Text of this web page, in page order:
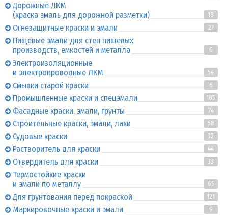
Дорожные ЛКМ
(краска эмаль для дорожной разметки)
18
Огнезащитные краски и эмали 27
Пищевые эмали для стен пищевых
производств, емкостей и металла
6
Электроизоляционные
и электропроводные ЛКМ
54
Смывки старой краски 6
Промышленные краски и спецэмали 185
Фасадные краски, эмали, грунты 74
Строительные краски, эмали, лаки 58
Судовые краски 32
Растворитель для краски 44
Отвердитель для краски 33
Термостойкие краски
и эмали по металлу
65
Для грунтования перед покраской 121
Маркировочные краски и эмали 9